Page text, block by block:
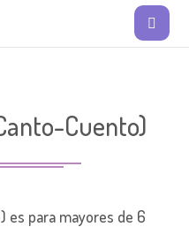
Cuento)
es para mayores de 6